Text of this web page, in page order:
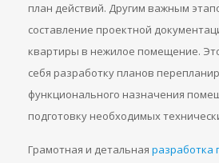
план действий. Другим важным
составление проектной
квартиры в нежилое помещение.
себя разработку планов
функционального назначения
подготовку необходимых
Грамотная и детальная разработка